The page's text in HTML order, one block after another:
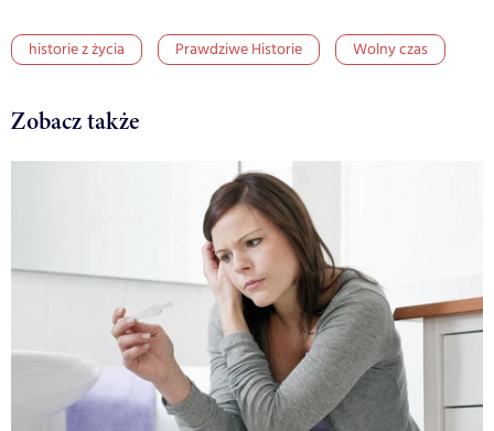
historie z życia Prawdziwe Historie Wolny czas
Zobacz także